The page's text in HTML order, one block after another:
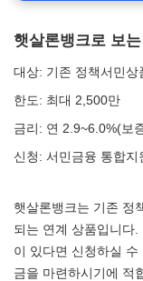
햇살론뱅크로 보
대상: 기존 정책서민
한도: 최대 2,500만
금리: 연 2.9~6.0%(보
신청: 서민금융 통합
햇살론뱅크는 기존 정
되는 연계 상품입니다
이 있다면 신청하실
금을 마련하시기에 적